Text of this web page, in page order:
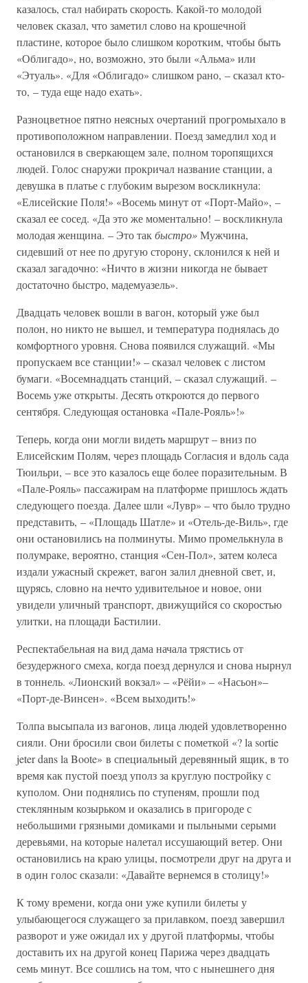
казалось, стал набирать скорость. Какой-то молодой
человек сказал, что заметил слово на крошечной
пластине, которое было слишком коротким, чтобы быть
«Облигадо», но, возможно, это были «Альма» или
«Этуаль». «Для «Облигадо» слишком рано, – сказал кто-
то, – туда еще надо ехать».
Разноцветное пятно неясных очертаний прогромыхало в
противоположном направлении. Поезд замедлил ход и
остановился в сверкающем зале, полном торопящихся
людей. Голос снаружи прокричал название станции, а
девушка в платье с глубоким вырезом воскликнула:
«Елисейские Поля!» «Восемь минут от «Порт-Майо», –
сказал ее сосед. «Да это же моментально! – воскликнула
молодая женщина. – Это такбыстро»Мужчина,
сидевший от нее по другую сторону, склонился к ней и
сказал загадочно: «Ничто в жизни никогда не бывает
достаточно быстро, мадемуазель».
Двадцать человек вошли в вагон, который уже был
полон, но никто не вышел, и температура поднялась до
комфортного уровня. Снова появился служащий. «Мы
пропускаем все станции!» – сказал человек с листом
бумаги. «Восемнадцать станций, – сказал служащий. –
Восемь уже открыты. Десять откроются до первого
сентября. Следующая остановка «Пале-Рояль»!»
Теперь, когда они могли видеть маршрут – вниз по
Елисейским Полям, через площадь Согласия и вдоль сада
Тюильри, – все это казалось еще более поразительным. В
«Пале-Рояль» пассажирам на платформе пришлось ждать
следующего поезда. Далее шли «Лувр» – что было трудно
представить, – «Площадь Шатле» и «Отель-де-Виль», где
они остановились на полминуты. Мимо промелькнула в
полумраке, вероятно, станция «Сен-Пол», затем колеса
издали ужасный скрежет, вагон залил дневной свет, и,
щурясь, словно на нечто удивительное и новое, они
увидели уличный транспорт, движущийся со скоростью
улитки, на площади Бастилии.
Респектабельная на вид дама начала трястись от
безудержного смеха, когда поезд дернулся и снова нырнул
в тоннель. «Лионский вокзал» – «Рёйи» – «Насьон»–
«Порт-де-Винсен». «Всем выходить!»
Толпа высыпала из вагонов, лица людей удовлетворенно
сияли. Они бросили свои билеты с пометкой «? la sortie
jeter dans la Boоte» в специальный деревянный ящик, в то
время как пустой поезд уполз за круглую постройку с
куполом. Они поднялись по ступеням, прошли под
стеклянным козырьком и оказались в пригороде с
небольшими грязными домиками и пыльными серыми
деревьями, на которые налетал иссушающий ветер. Они
остановились на краю улицы, посмотрели друг на друга и
в один голос сказали: «Давайте вернемся в столицу!»
К тому времени, когда они уже купили билеты у
улыбающегося служащего за прилавком, поезд завершил
разворот и уже ожидал их у другой платформы, чтобы
доставить их на другой конец Парижа через двадцать
семь минут. Все сошлись на том, что с нынешнего дня